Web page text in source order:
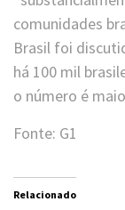
comunidades
Brasil foi
há 100 mil
o número é
Fonte: G1
Relacionado